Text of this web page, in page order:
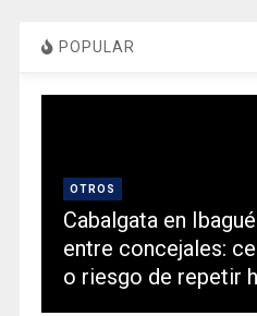
POPULAR
OTROS
Cabalgata en
entre concejales:
o riesgo de repetir